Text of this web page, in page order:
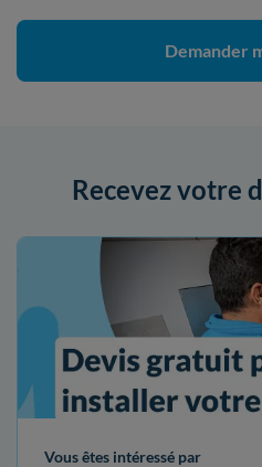
Demander
Recevez votre
Vous êtes intéressé par